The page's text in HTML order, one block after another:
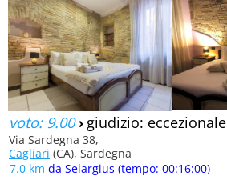
voto: 9.00› giudizio: eccezionale
Via Sardegna 38,
Cagliari (CA), Sardegna
7.0 km da Selargius (tempo: 00:16:00)